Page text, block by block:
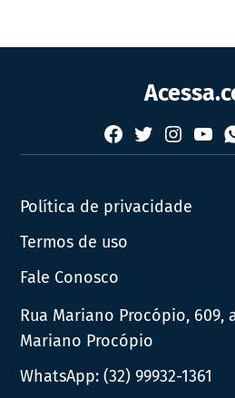
Facebook
TwitterInstagram
Política de privacidade
Termos de uso
Fale Conosco
Rua Mariano Procópio, 609,
Mariano Procópio
WhatsApp:(32) 99932-1361